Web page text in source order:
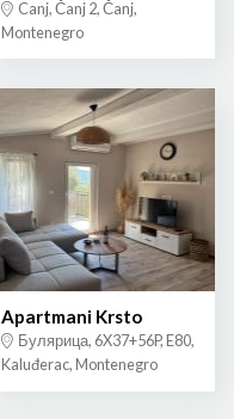
Canj, Čanj 2, Čanj,
Montenegro
Apartmani Krsto
Булярица, 6X37+56P, E80,
Kaluđerac, Montenegro